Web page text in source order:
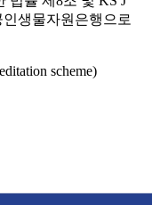
인생물자원은행으로
scheme)